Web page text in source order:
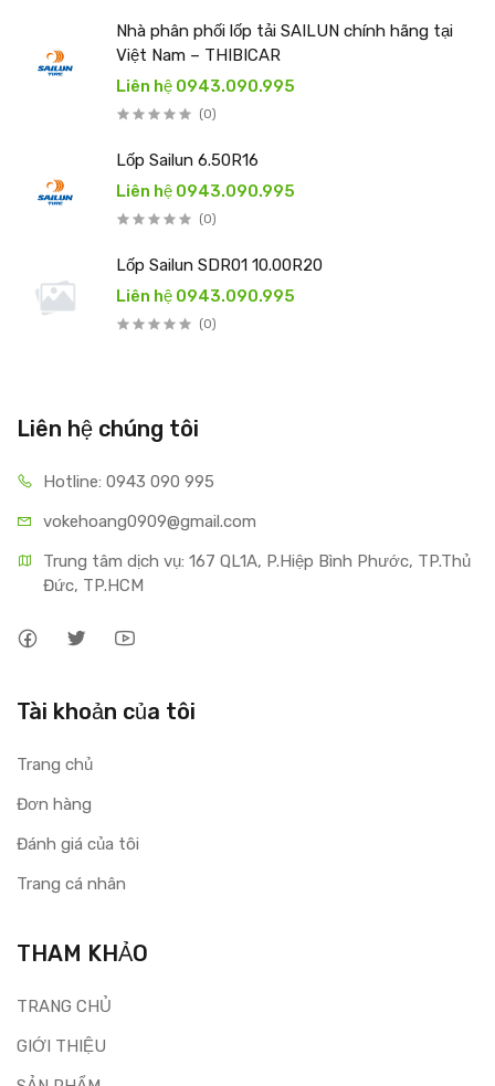
Nhà phân phối lốp tải SAILUN chính hãng tại
Việt Nam – THIBICAR
Liên hệ 0943.090.995
(0)
Lốp Sailun 6.50R16
Liên hệ 0943.090.995
(0)
Lốp Sailun SDR01 10.00R20
Liên hệ 0943.090.995
(0)
Liên hệ chúng tôi
Hotline: 0943 090 995
vokehoang0909@gmail.com
Trung tâm dịch vụ: 167 QL1A, P.Hiệp Bình Phước, TP.Thủ
Đức, TP.HCM
Tài khoản của tôi
Trang chủ
Đơn hàng
Đánh giá của tôi
Trang cá nhân
THAM KHẢO
TRANG CHỦ
GIỚI THIỆU